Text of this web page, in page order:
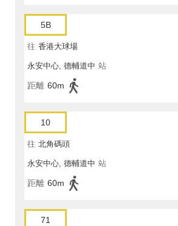
5B
往 香港大球場
永安中心, 德輔道中 站
距離 60m
10
往 北角碼頭
永安中心, 德輔道中 站
距離 60m
71